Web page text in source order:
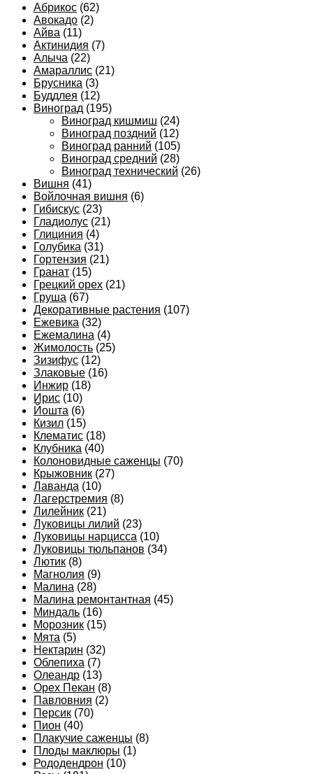
Абрикос (62)
Авокадо (2)
Айва (11)
Актинидия (7)
Алыча (22)
Амараллис (21)
Брусника (3)
Буддлея (12)
Виноград (195)
Виноград кишмиш (24)
Виноград поздний (12)
Виноград ранний (105)
Виноград средний (28)
Виноград технический (26)
Вишня (41)
Войлочная вишня (6)
Гибискус (23)
Гладиолус (21)
Глициния (4)
Голубика (31)
Гортензия (21)
Гранат (15)
Грецкий орех (21)
Груша (67)
Декоративные растения (107)
Ежевика (32)
Ежемалина (4)
Жимолость (25)
Зизифус (12)
Злаковые (16)
Инжир (18)
Ирис (10)
Йошта (6)
Кизил (15)
Клематис (18)
Клубника (40)
Колоновидные саженцы (70)
Крыжовник (27)
Лаванда (10)
Лагерстремия (8)
Лилейник (21)
Луковицы лилий (23)
Луковицы нарцисса (10)
Луковицы тюльпанов (34)
Лютик (8)
Магнолия (9)
Малина (28)
Малина ремонтантная (45)
Миндаль (16)
Морозник (15)
Мята (5)
Нектарин (32)
Облепиха (7)
Олеандр (13)
Орех Пекан (8)
Павловния (2)
Персик (70)
Пион (40)
Плакучие саженцы (8)
Плоды маклюры (1)
Рододендрон (10)